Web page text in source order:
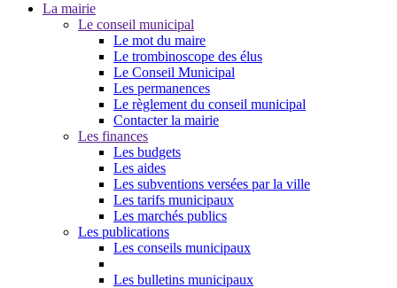
La mairie
Le conseil municipal
Le mot du maire
Le trombinoscope des élus
Le Conseil Municipal
Les permanences
Le règlement du conseil municipal
Contacter la mairie
Les finances
Les budgets
Les aides
Les subventions versées par la ville
Les tarifs municipaux
Les marchés publics
Les publications
Les conseils municipaux
Les bulletins municipaux